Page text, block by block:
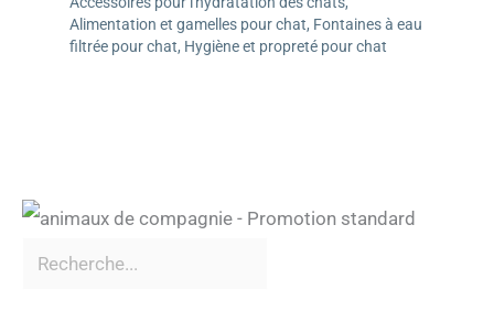
Alimentation et gamelles pour chat, Fontaines à eau
filtrée pour chat, Hygiène et propreté pour chat